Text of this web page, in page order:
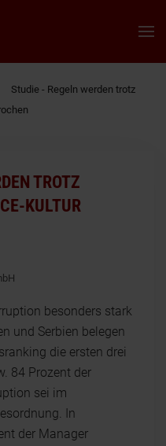
Studie - Regeln werden trotz
TROTZ
KULTUR
besonders stark
und Serbien belegen
die ersten drei
84 Prozent der
sei im
In
der Manager